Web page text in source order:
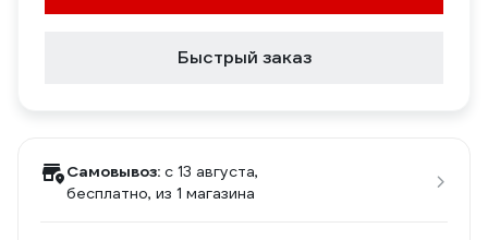
Быстрый заказ
Самовывоз: c 13 августа,
бесплатно, из 1 магазина